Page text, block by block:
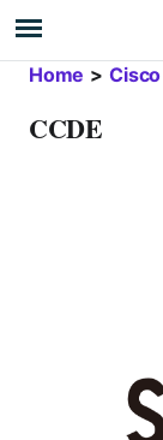
Home > Cisco
CCDE